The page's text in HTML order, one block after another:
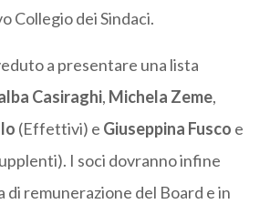
Collegio dei Sindaci.
a presentare una lista
Casiraghi, Michela Zeme,
(Effettivi) e Giuseppina Fusco e
I soci dovranno infine
di remunerazione del Board e in